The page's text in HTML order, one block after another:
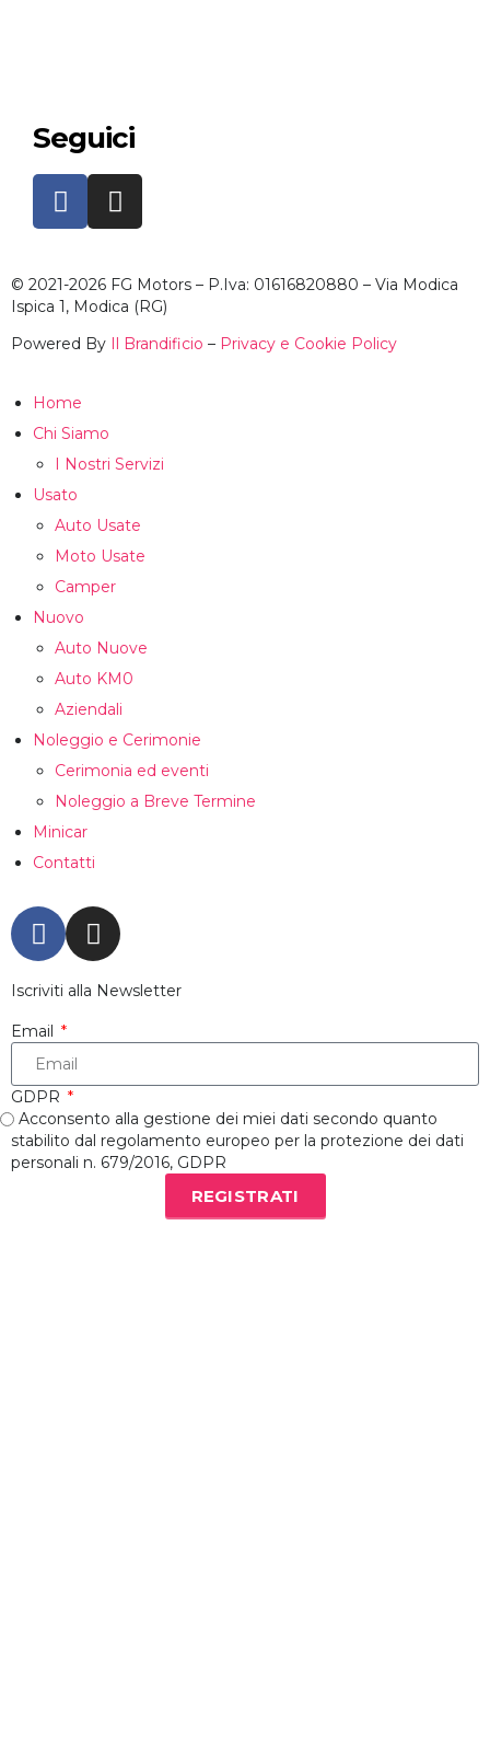
Seguici
© 2021-2026 FG Motors – P.Iva: 01616820880 – Via Modica
Ispica 1, Modica (RG)
Powered By Il Brandificio – Privacy e Cookie Policy
Home
Chi Siamo
I Nostri Servizi
Usato
Auto Usate
Moto Usate
Camper
Nuovo
Auto Nuove
Auto KM0
Aziendali
Noleggio e Cerimonie
Cerimonia ed eventi
Noleggio a Breve Termine
Minicar
Contatti
Iscriviti alla Newsletter
Email
GDPR
Acconsento alla gestione dei miei dati secondo quanto
stabilito dal regolamento europeo per la protezione dei dati
personali n. 679/2016, GDPR
REGISTRATI